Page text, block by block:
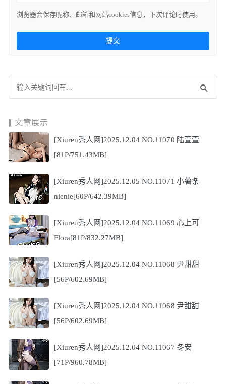
浏览器会保存昵称、邮箱和网站cookies信息，下次评论时使用。
文章展示
[Xiuren秀人网]2025.12.04 NO.11070 陆萱萱
[81P/751.43MB]
[Xiuren秀人网]2025.12.05 NO.11071 小薯条
nienie[60P/642.39MB]
[Xiuren秀人网]2025.12.04 NO.11069 心上可
Flora[81P/832.27MB]
[Xiuren秀人网]2025.12.04 NO.11068 尹甜甜
[56P/602.69MB]
[Xiuren秀人网]2025.12.04 NO.11068 尹甜甜
[56P/602.69MB]
[Xiuren秀人网]2025.12.04 NO.11067 冬安
[71P/960.78MB]